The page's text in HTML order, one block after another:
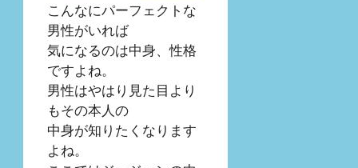
こんなにパーフェクトな
男性がいれば
気になるのは中身、性格
ですよね。
男性はやはり見た目より
もその本人の
中身が知りたくなります
よね。